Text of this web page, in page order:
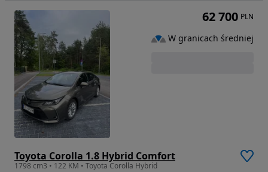
Toyota Corolla 1.8 Hybrid Comfort
1798 cm3 • 122 KM • Toyota Corolla Hybrid
62 700 PLN
W granicach średniej